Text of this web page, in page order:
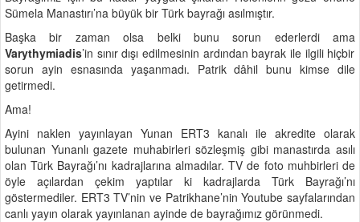
Sümela Manastırı’na büyük bir Türk bayrağı asılmıştır.
Başka bir zaman olsa belki bunu sorun ederlerdi ama
Varythymiadis’in sınır dışı edilmesinin ardından bayrak ile ilgili hiçbir
sorun ayin esnasında yaşanmadı. Patrik dâhil bunu kimse dile
getirmedi.
Ama!
Ayini naklen yayınlayan Yunan ERT3 kanalı ile akredite olarak
bulunan Yunanlı gazete muhabirleri sözleşmiş gibi manastırda asılı
olan Türk Bayrağı’nı kadrajlarına almadılar. TV de foto muhbirleri de
öyle açılardan çekim yaptılar ki kadrajlarda Türk Bayrağı’nı
göstermediler. ERT3 TV’nin ve Patrikhane’nin Youtube sayfalarından
canlı yayın olarak yayınlanan ayinde de bayrağımız görünmedi.